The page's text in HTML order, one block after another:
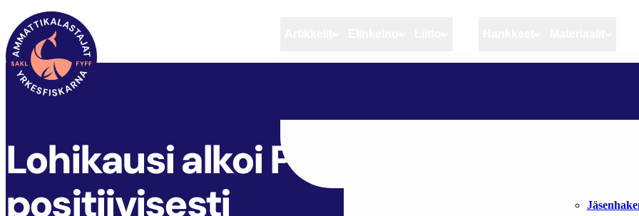
Artikkelit Elinkeino
Rannikko ja
Elinkeinokalatalouden
Kalat ja kalatalous
Liitto
Liiton
SAKL ARTIKKELIT
Lohikausi alkoi Perämeren puolella
positiivisesti